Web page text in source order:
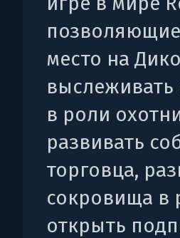
место на
в роли
развивать
торговца,
сокровища в
открыть